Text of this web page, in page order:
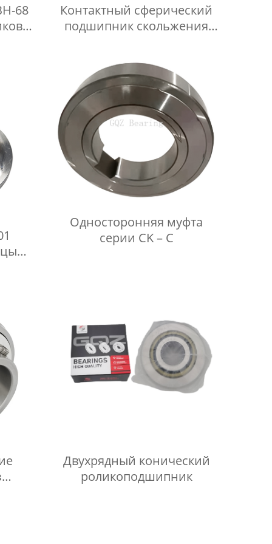
68
Контактный сферический
подшипник скольжения
Односторонняя муфта
серии CK – C
Двухрядный конический
роликоподшипник